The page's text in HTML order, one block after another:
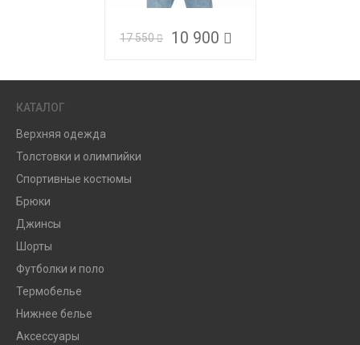
17 550 10 900
КАТАЛОГ
Верхняя одежда
Толстовки и олимпийки
Спортивные костюмы
Брюки
Джинсы
Шорты
Футболки и поло
Термобелье
Нижнее белье
Аксессуары